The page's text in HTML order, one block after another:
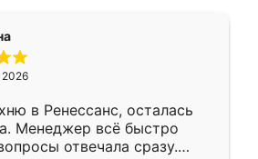
2026
в Ренессанс, осталась
Менеджер всё быстро
отвечала сразу.